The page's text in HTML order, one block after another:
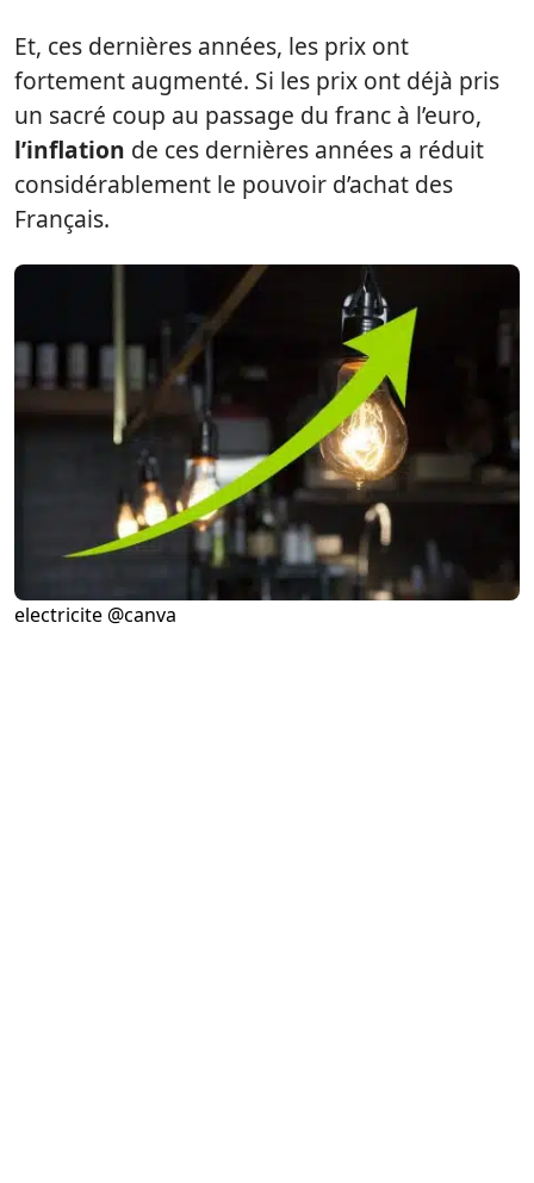
Et, ces dernières années, les prix ont
fortement augmenté. Si les prix ont déjà pris
un sacré coup au passage du franc à l’euro,
l’inflation de ces dernières années a réduit
considérablement le pouvoir d’achat des
Français.
electricite @canva